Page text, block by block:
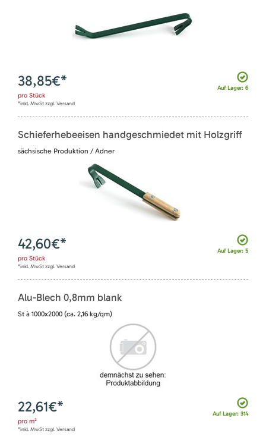
Auf Lager: 6
38,85€*
pro Stück
*inkl. MwSt zzgl. Versand
Schieferhebeeisen handgeschmiedet mit Holzgriff
sächsische Produktion / Adner
Auf Lager: 5
42,60€*
pro Stück
*inkl. MwSt zzgl. Versand
Alu-Blech 0,8mm blank
St à 1000x2000 (ca. 2,16 kg/qm)
Auf Lager: 314
22,61€*
pro m²
*inkl. MwSt zzgl. Versand